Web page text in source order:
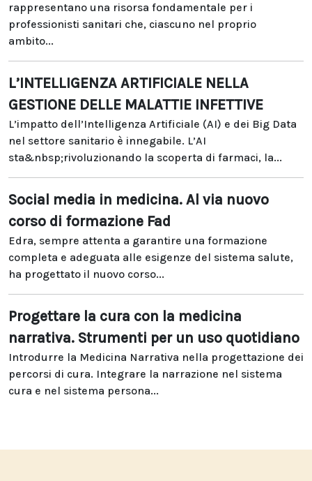
rappresentano una risorsa fondamentale per i
professionisti sanitari che, ciascuno nel proprio
ambito...
L’INTELLIGENZA ARTIFICIALE NELLA
GESTIONE DELLE MALATTIE INFETTIVE
L’impatto dell’Intelligenza Artificiale (AI) e dei Big Data
nel settore sanitario è innegabile. L’AI
sta&nbsp;rivoluzionando la scoperta di farmaci, la...
Social media in medicina. Al via nuovo
corso di formazione Fad
Edra, sempre attenta a garantire una formazione
completa e adeguata alle esigenze del sistema salute,
ha progettato il nuovo corso...
Progettare la cura con la medicina
narrativa. Strumenti per un uso quotidiano
Introdurre la Medicina Narrativa nella progettazione dei
percorsi di cura. Integrare la narrazione nel sistema
cura e nel sistema persona...